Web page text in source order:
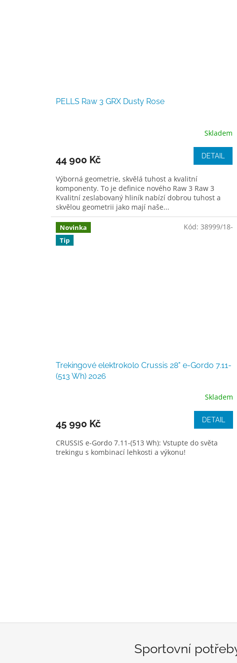
PELLS Raw 3 GRX Dusty Rose
Skladem
44 900 Kč DETAIL
Výborná geometrie, skvělá tuhost a kvalitní
komponenty. To je definice nového Raw 3 Raw 3
Kvalitní zeslabovaný hliník nabízí dobrou tuhost a
skvělou geometrii jako mají naše...
Novinka
Tip
Trekingové elektrokolo Crussis 28" e-Gordo 7.11-
(513 Wh) 2026
Skladem
45 990 Kč DETAIL
CRUSSIS e-Gordo 7.11-(513 Wh): Vstupte do světa
trekingu s kombinací lehkosti a výkonu!
Kód:38999/18-
Sportovní